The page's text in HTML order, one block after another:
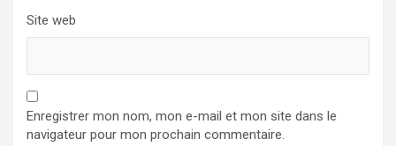
Site web
Enregistrer mon nom, mon e-mail et mon site dans le
navigateur pour mon prochain commentaire.